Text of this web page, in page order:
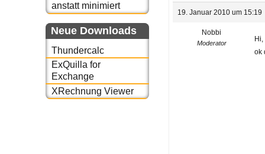
anstatt minimiert
Neue Downloads
Thundercalc
ExQuilla for
Exchange
XRechnung Viewer
19. Januar 2010 um 15:19
Nobbi
Moderator
Hi,
ok